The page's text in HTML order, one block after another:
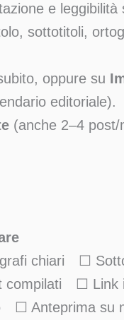
e leggibilità
sottotitoli,
oppure su
editoriale).
(anche 2–4
chiari ☐
☐ Link
Anteprima su